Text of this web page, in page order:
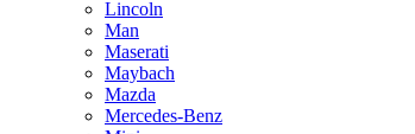
Lincoln
Man
Maserati
Maybach
Mazda
Mercedes-Benz